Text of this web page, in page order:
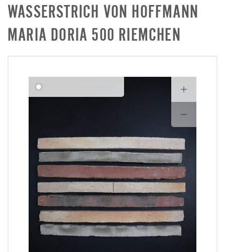
WASSERSTRICH VON HOFFMANN
MARIA DORIA 500 RIEMCHEN